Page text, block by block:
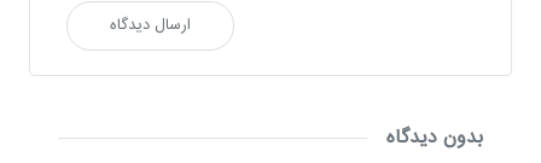
ارسال دیدگاه
بدون دیدگاه